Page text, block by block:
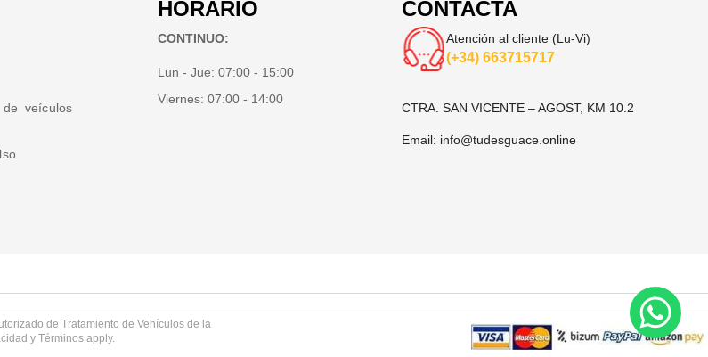
veículos
HORARIO
CONTINUO:
Lun - Jue:07:00 - 15:00
Viernes:07:00 - 14:00
CONTACTA
Atención al cliente (Lu-Vi)
(+34) 663715717
CTRA. SAN VICENTE – AGOST, KM 10.2
Email: info@tudesguace.online
de Tratamiento de Vehículos de la
y Términos apply.